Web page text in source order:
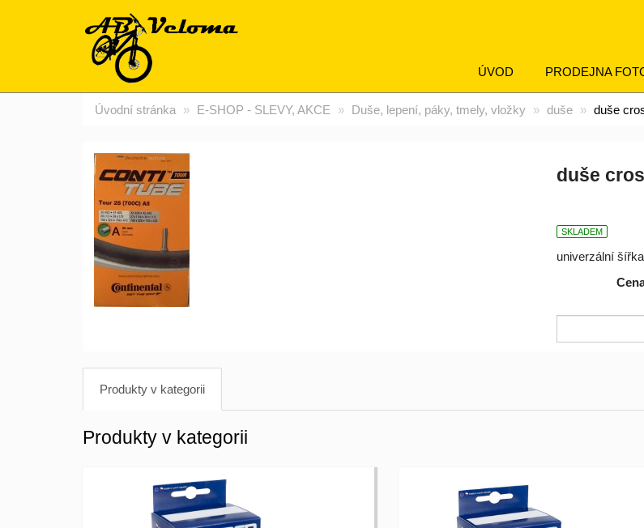
ÚVOD PRODEJNA
Úvodní stránka E-SHOP - SLEVY, AKCE Duše, lepení, páky, tmely, vložky duše duše
duše
SKLADEM
univerzální šířka
Produkty v kategorii
Produkty v kategorii